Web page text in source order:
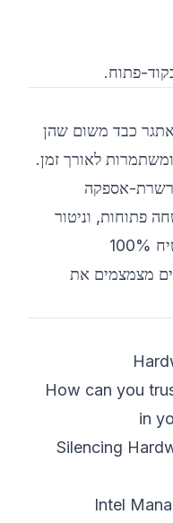
כבד משום שהן
לאורך זמן.
אספקה
פתוחות, וניטור
מתמיד. אף שאין כיום דרך להבטיח 100%
מצמצמים את
How can you
in
Silencing
Intel